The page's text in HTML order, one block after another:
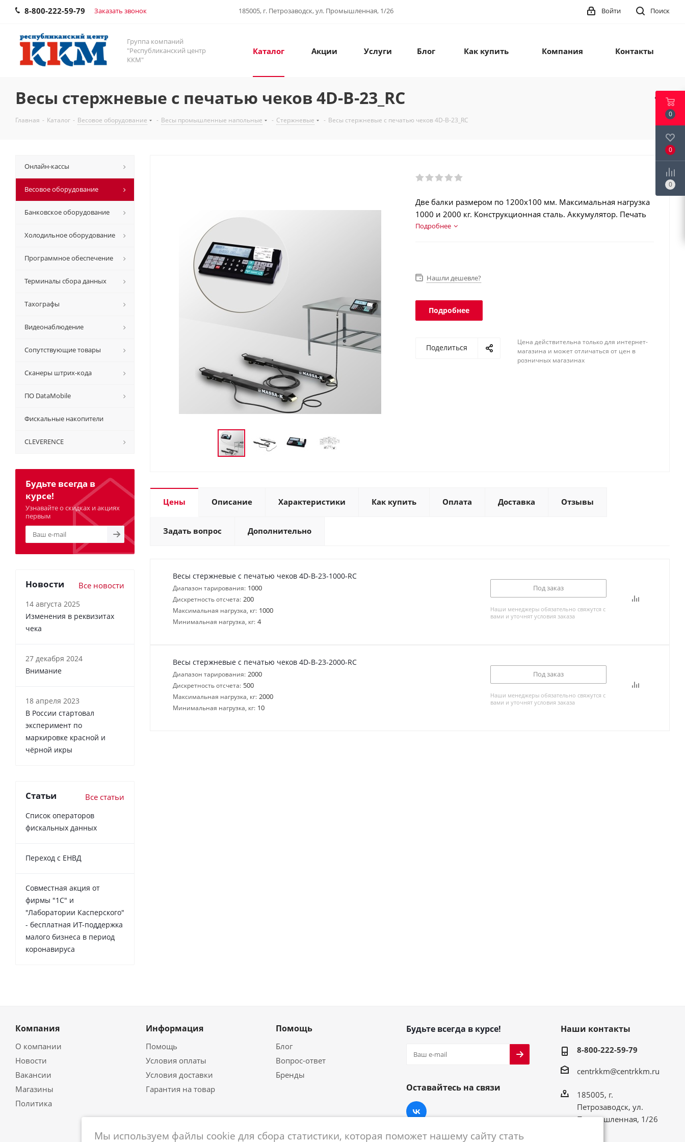
8-800-222-59-79 Заказать звонок 185005, г. Петрозаводск, ул. Промышленная, 1/26 Поиск
Войти
Группа компаний
"Республиканский центр
ККМ"
Каталог Акции Услуги Блог Как купить Компания Контакты
Весы стержневые с печатью чеков 4D-B-23_RC
Главная - Каталог - Весовое оборудование - Весы промышленные напольные - Стержневые - Весы стержневые с печатью чеков 4D-B-23_RC
Две балки размером по 1200х100 мм. Максимальная нагрузка
1000 и 2000 кг. Конструкционная сталь. Аккумулятор. Печать
отчетов. Регистрация операций. Интеграция в учетные
Подробнее
Нашли дешевле?
Подробнее
Поделиться
Цена действительна только для интернет-
магазина и может отличаться от цен в
розничных магазинах
Цены Описание Характеристики Как купить Оплата Доставка Отзывы
Задать вопрос Дополнительно
Весы стержневые с печатью чеков 4D-B-23-1000-RC
Диапазон тарирования: 1000
Дискретность отсчета: 200
Максимальная нагрузка, кг: 1000
Минимальная нагрузка, кг: 4
Под заказ
Наши менеджеры обязательно свяжутся с
вами и уточнят условия заказа
Весы стержневые с печатью чеков 4D-B-23-2000-RC
Диапазон тарирования: 2000
Дискретность отсчета: 500
Максимальная нагрузка, кг: 2000
Минимальная нагрузка, кг: 10
Под заказ
Наши менеджеры обязательно свяжутся с
вами и уточнят условия заказа
Онлайн-кассы
Весовое оборудование
Банковское оборудование
Холодильное оборудование
Программное обеспечение
Терминалы сбора данных
Тахографы
Видеонаблюдение
Сопутствующие товары
Сканеры штрих-кода
ПО DataMobile
Фискальные накопители
CLEVERENCE
Будьте всегда в
курсе!
Узнавайте о скидках и акциях
первым
Новости Все новости
14 августа 2025
Изменения в реквизитах
чека
27 декабря 2024
Внимание
18 апреля 2023
В России cтартовал
эксперимент по
маркировке красной и
чёрной икры
Статьи Все статьи
Список операторов
фискальных данных
Переход с ЕНВД
Совместная акция от
фирмы "1С" и
"Лаборатории Касперского"
- бесплатная ИТ-поддержка
малого бизнеса в период
коронавируса
Компания
О компании
Новости
Вакансии
Магазины
Политика
Информация
Помощь
Условия оплаты
Условия доставки
Гарантия на товар
Помощь
Блог
Вопрос-ответ
Бренды
Будьте всегда в курсе!
Оставайтесь на связи
Наши контакты
8-800-222-59-79
centrkkm@centrkkm.ru
185005, г.
Петрозаводск, ул.
Промышленная, 1/26
Мы используем файлы cookie для сбора статистики, которая поможет нашему сайту стать
0
0
0